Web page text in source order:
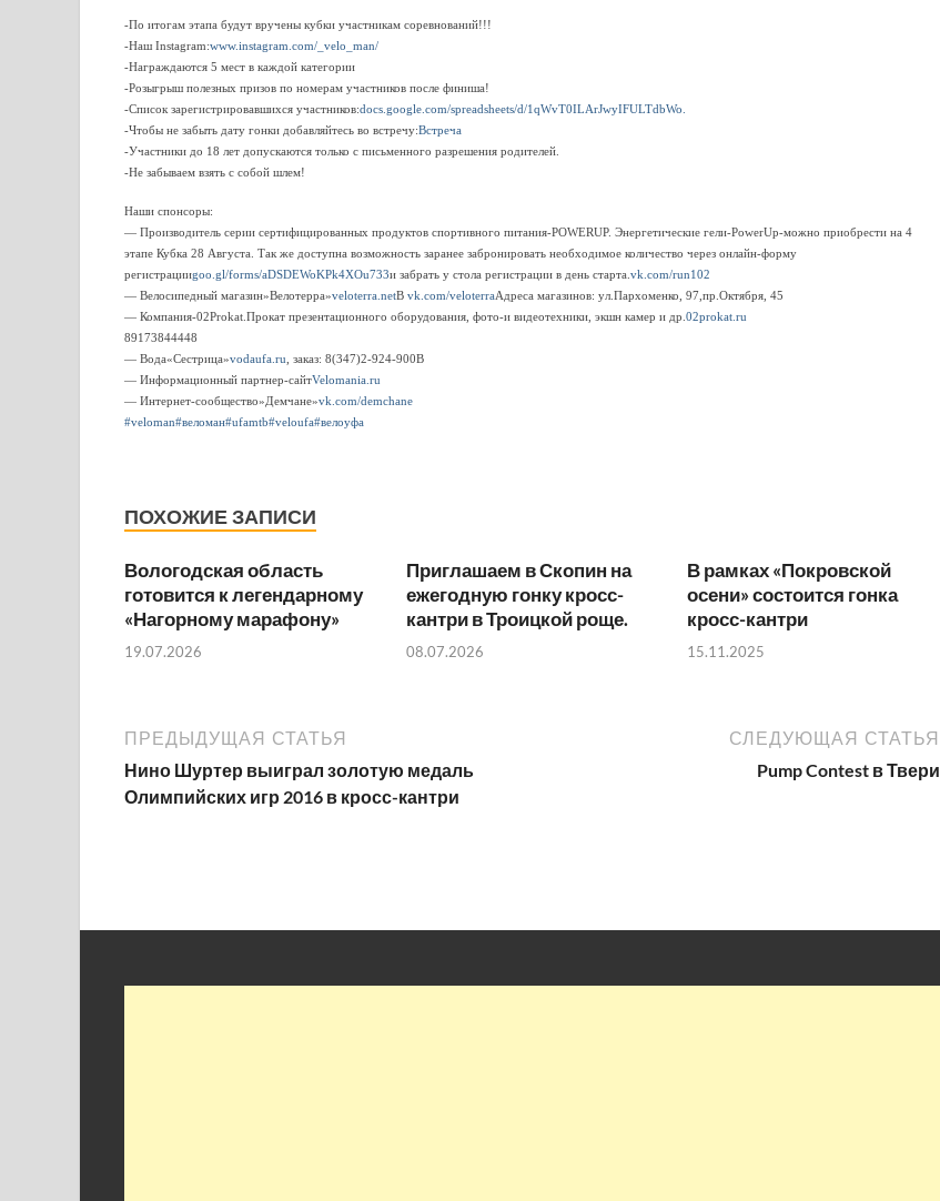
-По итогам этапа будут вручены кубки участникам соревнований!!!
-Наш Instagram:www.instagram.com/_velo_man/
-Награждаются 5 мест в каждой категории
-Розыгрыш полезных призов по номерам участников после финиша!
-Список зарегистрировавшихся участников:docs.google.com/spreadsheets/d/1qWvT0ILArJwyIFULTdbWo.
-Чтобы не забыть дату гонки добавляйтесь во встречу:Встреча
-Участники до 18 лет допускаются только с письменного разрешения родителей.
-Не забываем взять с собой шлем!
Наши спонсоры:
— Производитель серии сертифицированных продуктов спортивного питания-POWERUP. Энергетические гели-PowerUp-можно приобрести на 4
этапе Кубка 28 Августа. Так же доступна возможность заранее забронировать необходимое количество через онлайн-форму
регистрацииgoo.gl/forms/aDSDEWoKPk4XOu733и забрать у стола регистрации в день старта. vk.com/run102
— Велосипедный магазин»Велотерра»veloterra.netВ vk.com/veloterraАдреса магазинов: ул.Пархоменко, 97,пр.Октября, 45
— Компания-02Prokat.Прокат презентационного оборудования, фото-и видеотехники, экшн камер и др. 02prokat.ru
89173844448
— Вода«Сестрица»vodaufa.ru , заказ: 8(347)2-924-900В
— Информационный партнер-сайтVelomania.ru
— Интернет-сообщество»Демчане»vk.com/demchane
#veloman#веломан#ufamtb#veloufa#велоуфа
ПОХОЖИЕ ЗАПИСИ
Вологодская область
готовится к легендарному
«Нагорному марафону»
19.07.2026
Приглашаем в Скопин на
ежегодную гонку кросс-
кантри в Троицкой роще.
08.07.2026
В рамках «Покровской
осени» состоится гонка
кросс-кантри
15.11.2025
ПРЕДЫДУЩАЯ СТАТЬЯ
Нино Шуртер выиграл золотую медаль
Олимпийских игр 2016 в кросс-кантри
СЛЕДУЮЩАЯ СТАТЬЯ
Pump Contest в Твери